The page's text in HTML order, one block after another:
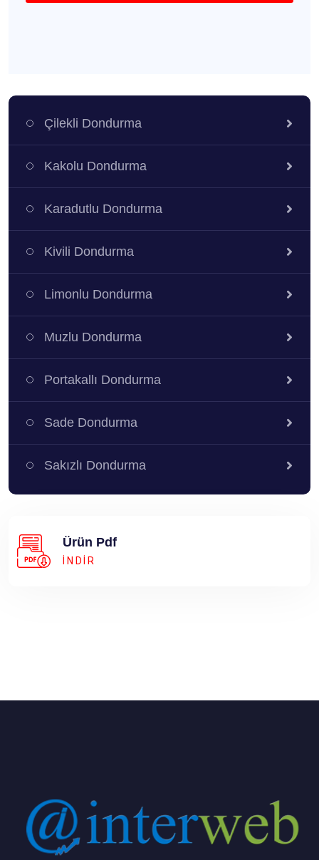
Çilekli Dondurma
Kakolu Dondurma
Karadutlu Dondurma
Kivili Dondurma
Limonlu Dondurma
Muzlu Dondurma
Portakallı Dondurma
Sade Dondurma
Sakızlı Dondurma
Ürün Pdf
İNDİR